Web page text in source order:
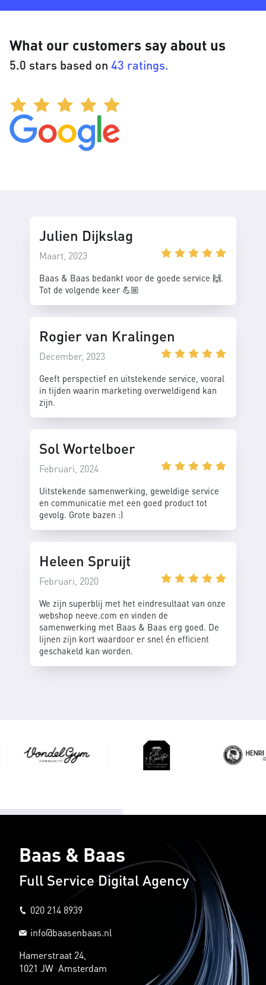
What our customers say about us
5.0 stars based on 43 ratings.
Julien Dijkslag
Maart, 2023
Baas & Baas bedankt voor de goede service 🙌.
Tot de volgende keer 💪🏼
Rogier van Kralingen
December, 2023
Geeft perspectief en uitstekende service, vooral
in tijden waarin marketing overweldigend kan
zijn.
Sol Wortelboer
Februari, 2024
Uitstekende samenwerking, geweldige service
en communicatie met een goed product tot
gevolg. Grote bazen :)
Heleen Spruijt
Februari, 2020
We zijn superblij met het eindresultaat van onze
webshop neeve.com en vinden de
samenwerking met Baas & Baas erg goed. De
lijnen zijn kort waardoor er snel én efficient
geschakeld kan worden.
Baas & Baas
Full Service Digital Agency
020 214 8939
info@baasenbaas.nl
Hamerstraat 24,
1021 JW Amsterdam